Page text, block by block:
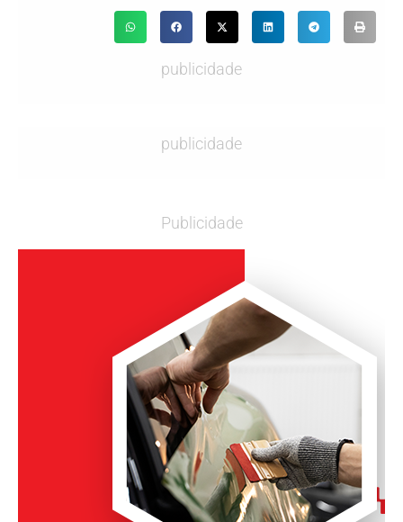
publicidade
publicidade
Publicidade